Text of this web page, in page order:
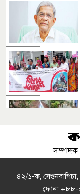
সম্পাদক
৪২/১-ক, সেগুনবাগিচা,
ফোন: +৮৮-